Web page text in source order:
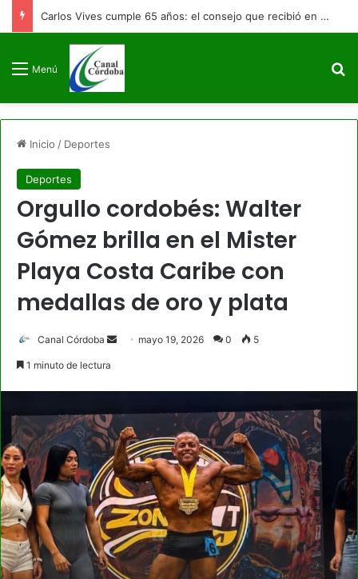
Carlos Vives cumple 65 años: el consejo que recibió en un bar de Bogotá y cambió la historia del vallenato
Menú
Inicio / Deportes
Deportes
Orgullo cordobés: Walter
Gómez brilla en el Mister
Playa Costa Caribe con
medallas de oro y plata
Canal Córdoba
Send mayo 19, 2026 0 5
1 minuto de lectura